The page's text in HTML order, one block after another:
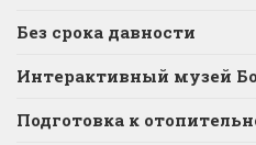
Без срока давности
Интерактивный музей
Подготовка к